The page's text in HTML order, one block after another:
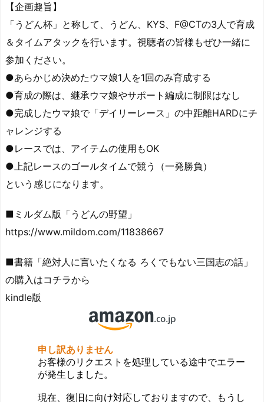
【企画趣旨】
「うどん杯」と称して、うどん、KYS、F@CTの3人で育成
＆タイムアタックを行います。視聴者の皆様もぜひ一緒に
参加ください。
●あらかじめ決めたウマ娘1人を1回のみ育成する
●育成の際は、継承ウマ娘やサポート編成に制限はなし
●完成したウマ娘で「デイリーレース」の中距離HARDにチ
ャレンジする
●レースでは、アイテムの使用もOK
●上記レースのゴールタイムで競う（一発勝負）
という感じになります。
■ミルダム版「うどんの野望」
https://www.mildom.com/11838667
■書籍「絶対人に言いたくなる ろくでもない三国志の話」
の購入はコチラから
kindle版